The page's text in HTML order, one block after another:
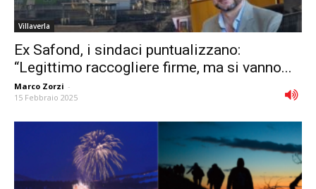
Villaverla
Ex Safond, i sindaci puntualizzano:
“Legittimo raccogliere firme, ma si vanno...
Marco Zorzi -
15 Febbraio 2025